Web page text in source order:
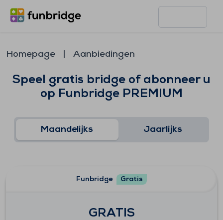
Homepage Aanbiedingen
Speel gratis bridge of abonneer u
op Funbridge PREMIUM
Maandelijks Jaarlijks
Funbridge Gratis
GRATIS